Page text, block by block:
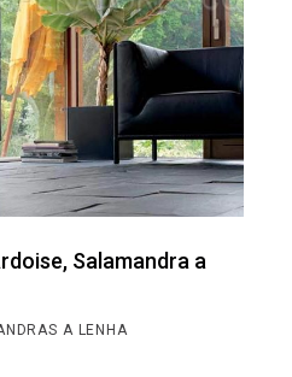
Salamandra a
A LENHA